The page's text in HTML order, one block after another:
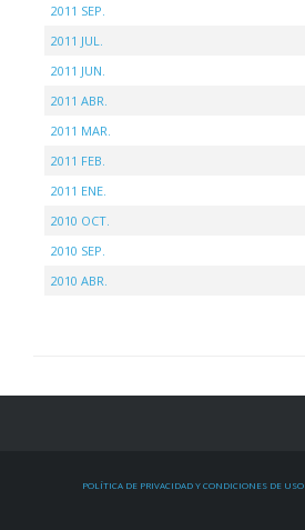
2011 SEP.
2011 JUL.
2011 JUN.
2011 ABR.
2011 MAR.
2011 FEB.
2011 ENE.
2010 OCT.
2010 SEP.
2010 ABR.
POLÍTICA DE PRIVACIDAD Y CONDICIONES DE USO